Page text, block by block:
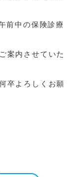
前中の保険診療
案内させていた
卒よろしくお願